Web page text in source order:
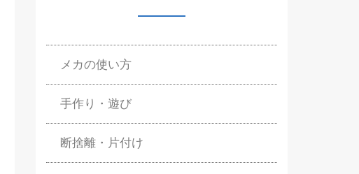
メカの使い方
手作り・遊び
断捨離・片付け